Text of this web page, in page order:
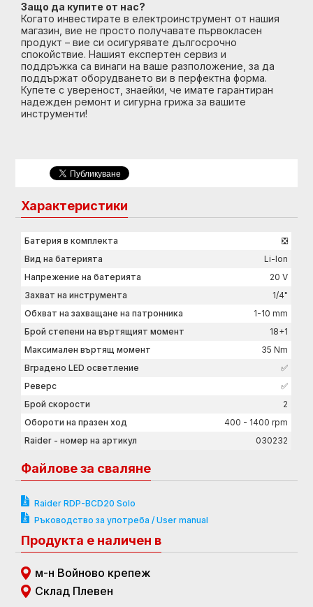
Защо да купите от нас?
Когато инвестирате в електроинструмент от нашия
магазин, вие не просто получавате първокласен
продукт – вие си осигурявате дългосрочно
спокойствие. Нашият експертен сервиз и
поддръжка са винаги на ваше разположение, за да
поддържат оборудването ви в перфектна форма.
Купете с увереност, знаейки, че имате гарантиран
надежден ремонт и сигурна грижа за вашите
инструменти!
Характеристики
Батерия в комплекта
❎
Вид на батерията
Li-Ion
Напрежение на батерията
20 V
Захват на инструмента
1/4"
Обхват на захващане на патронника
1-10 mm
Брой степени на въртящият момент
18+1
Максимален въртящ момент
35 Nm
Вградено LED осветление
✅
Реверс
✅
Брой скорости
2
Обороти на празен ход
400 - 1400 rpm
Raider - номер на артикул
030232
Файлове за сваляне
Raider RDP-BCD20 Solo
Ръководство за употреба / User manual
Продукта е наличен в
м-н Войново крепеж
Склад Плевен